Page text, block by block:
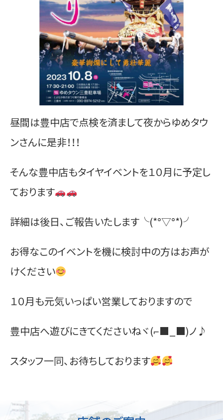
昼間は豊中店で点検を済まして夜からゆめタウ
ンさんに是非！！！
そんな豊中店もタイヤイベントを１０月に予定し
ております
詳細は後日、ご報告いたします╰(*°▽°*)╯
お得なこのイベントを機に検討中の方はお声が
けください
１０月も元気いっぱい営業しておりますので
豊中店へ遊びにきてくださいねヾ(⌐■_■)ノ♪
スタッフ一同、お待ちしております